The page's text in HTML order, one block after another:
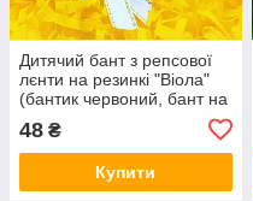
Дитячий бант з репсової
лєнти на резинкі "Віола"
(бантик червоний, бант на
волосся, бантики)
48 ₴
Купити